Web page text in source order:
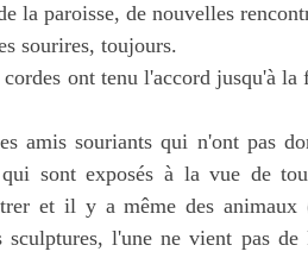
la paroisse, de nouvelles
sourires, toujours.
ont tenu l'accord jusqu'à
amis souriants qui n'ont pas
sont exposés à la vue de
et il y a même des animaux
l'une ne vient pas de